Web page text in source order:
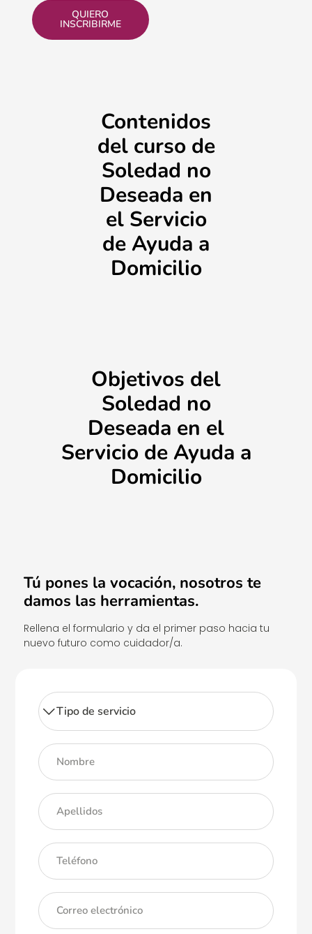
QUIERO
INSCRIBIRME
Contenidos
del curso de
Soledad no
Deseada en
el Servicio
de Ayuda a
Domicilio
Objetivos del
Soledad no
Deseada en el
Servicio de Ayuda a
Domicilio
Tú pones la vocación, nosotros te
damos las herramientas.
Rellena el formulario y da el primer paso hacia tu
nuevo futuro como cuidador/a.